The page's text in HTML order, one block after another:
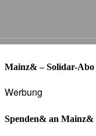
Mainz& – Solidar-
Werbung
Spenden& an Mainz&